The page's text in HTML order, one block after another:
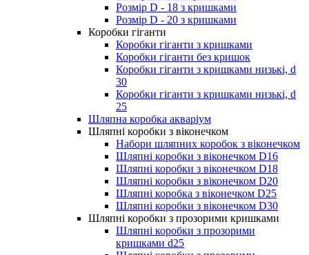
Розмір D - 18 з кришками
Розмір D - 20 з кришками
Коробки гіганти
Коробки гіганти з кришками
Коробки гіганти без кришок
Коробки гіганти з кришками низькі, d
30
Коробки гіганти з кришками низькі, d
25
Шляпна коробка акваріум
Шляпні коробки з віконечком
Набори шляпних коробок з віконечком
Шляпні коробки з віконечком D16
Шляпні коробки з віконечком D18
Шляпні коробки з віконечком D20
Шляпні коробка з віконечком D25
Шляпні коробки з віконечком D30
Шляпні коробки з прозорими кришками
Шляпні коробки з прозорими
кришками d25